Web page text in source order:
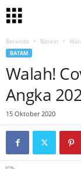
Beranda Batam
BATAM
Walah!
Angka
15 Oktober 2020